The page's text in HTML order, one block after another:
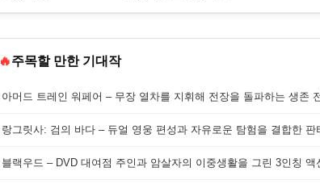
🔥주목할 만한 기대작
아머드 트레인 워페어 – 무장 열차를 지휘해 전장을 돌파하는 생존
랑그릿사: 검의 바다 – 듀얼 영웅 편성과 자유로운 탐험을 결합한 판
블랙우드 – DVD 대여점 주인과 암살자의 이중생활을 그린 3인칭 액